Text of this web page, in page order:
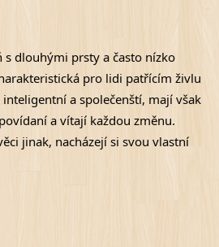
s dlouhými prsty a často nízko
pro lidi patřícím živlu
a společenští, mají však
a vítají každou změnu.
jinak, nacházejí si svou vlastní